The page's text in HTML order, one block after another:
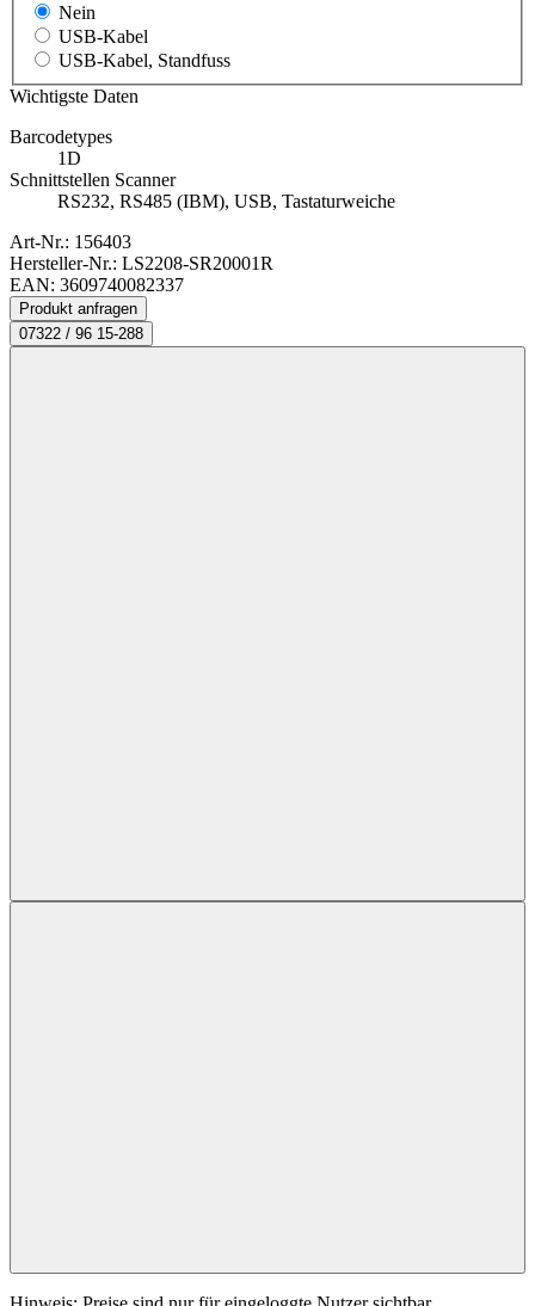
Nein
USB-Kabel
USB-Kabel, Standfuss
Wichtigste Daten
Barcodetypes
1D
Schnittstellen Scanner
RS232, RS485 (IBM), USB, Tastaturweiche
Art-Nr.: 156403
Hersteller-Nr.: LS2208-SR20001R
EAN: 3609740082337
Produkt anfragen
07322 / 96 15-288